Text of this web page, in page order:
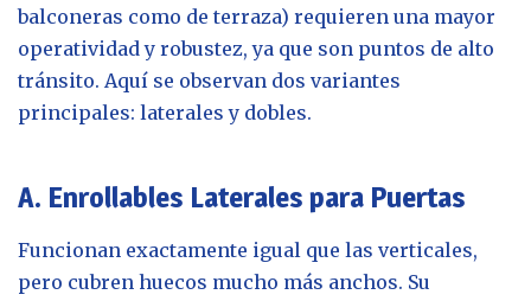
balconeras como de terraza) requieren una mayor
operatividad y robustez, ya que son puntos de alto
tránsito. Aquí se observan dos variantes
principales: laterales y dobles.
A. Enrollables Laterales para Puertas
Funcionan exactamente igual que las verticales,
pero cubren huecos mucho más anchos. Su